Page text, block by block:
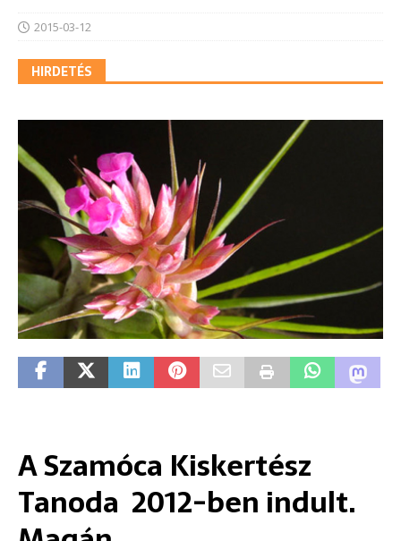
2015-03-12
HIRDETÉS
A Szamóca Kiskertész
Tanoda 2012-ben indult.